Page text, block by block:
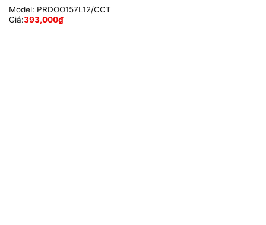
Model: PRDOO157L12/CCT
Giá:393,000₫